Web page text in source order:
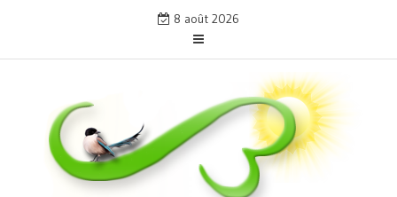
content
8 août 2026
COLLÈGE BEAULIEU –
CHÂTEAUROUX